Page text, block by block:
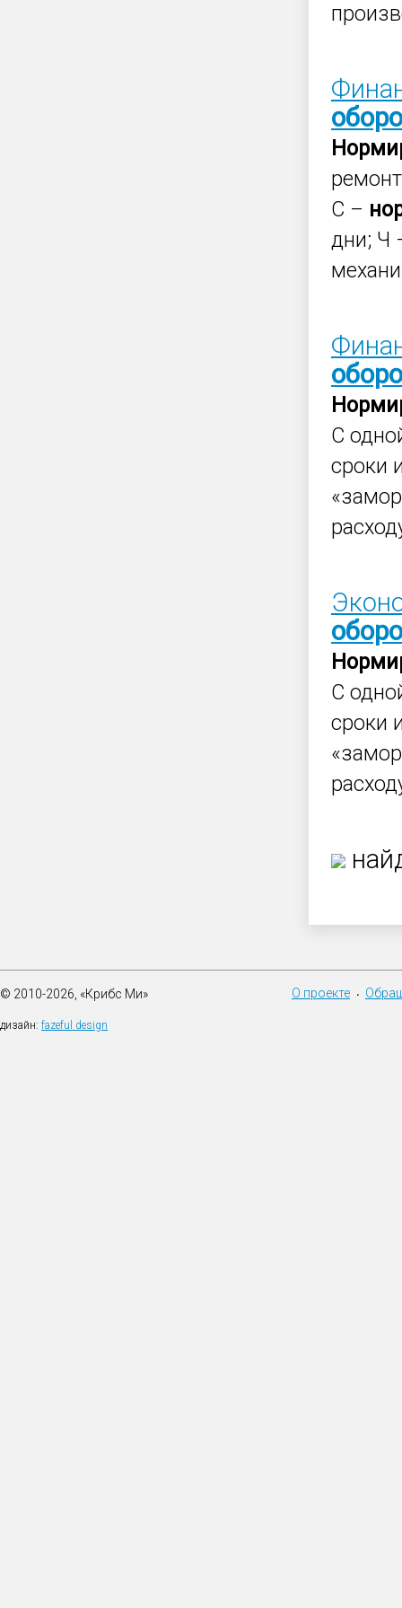
С –
дни; Ч
С
сроки
С
сроки
© 2010-2026, «Крибс Ми»
дизайн: fazeful design
О проекте •